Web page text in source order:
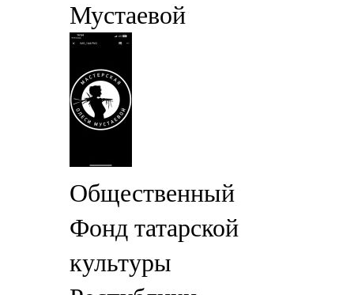
Мустаевой
Общественный
Фонд татарской
культуры